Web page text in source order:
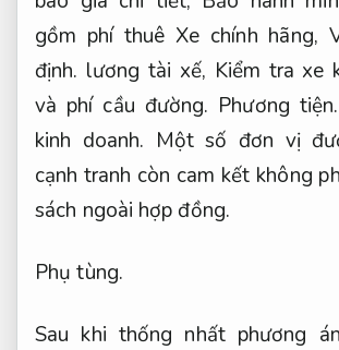
gồm phí thuê Xe chính hãng,
định. lương tài xế, Kiểm tra xe
và phí cầu đường. Phương tiện.
kinh doanh. Một số đơn vị
cạnh tranh còn cam kết không
sách ngoài hợp đồng.
Phụ tùng.
Sau khi thống nhất phương